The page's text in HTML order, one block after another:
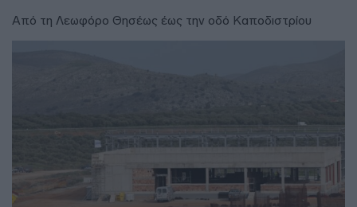
Από τη Λεωφόρο Θησέως έως την οδό Καποδιστρίου